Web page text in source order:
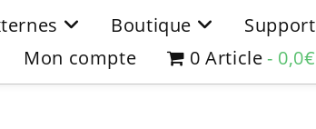
Boutique
Support
Mon compte
0 Article 0,0€